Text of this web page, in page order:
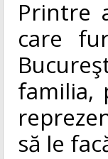
Printre
care
familia,
să le